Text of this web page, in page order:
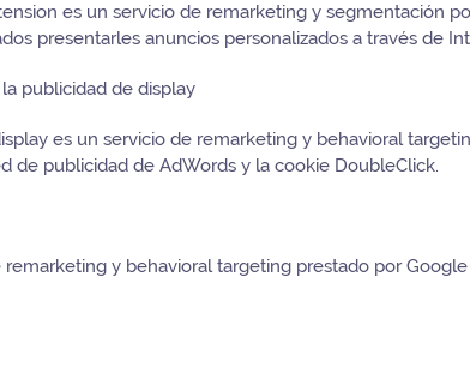
es un servicio de remarketing y segmentación
presentarles anuncios personalizados a través de
publicidad de display
es un servicio de remarketing y behavioral
de publicidad de AdWords y la cookie DoubleClick.
y behavioral targeting prestado por